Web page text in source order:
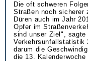
Die oft schweren
Straßen noch sicherer
Düren auch im Jahr
Opfer im
sind unser Ziel", sagte
Verkehrsunfallstatistik
darum die
die 13.